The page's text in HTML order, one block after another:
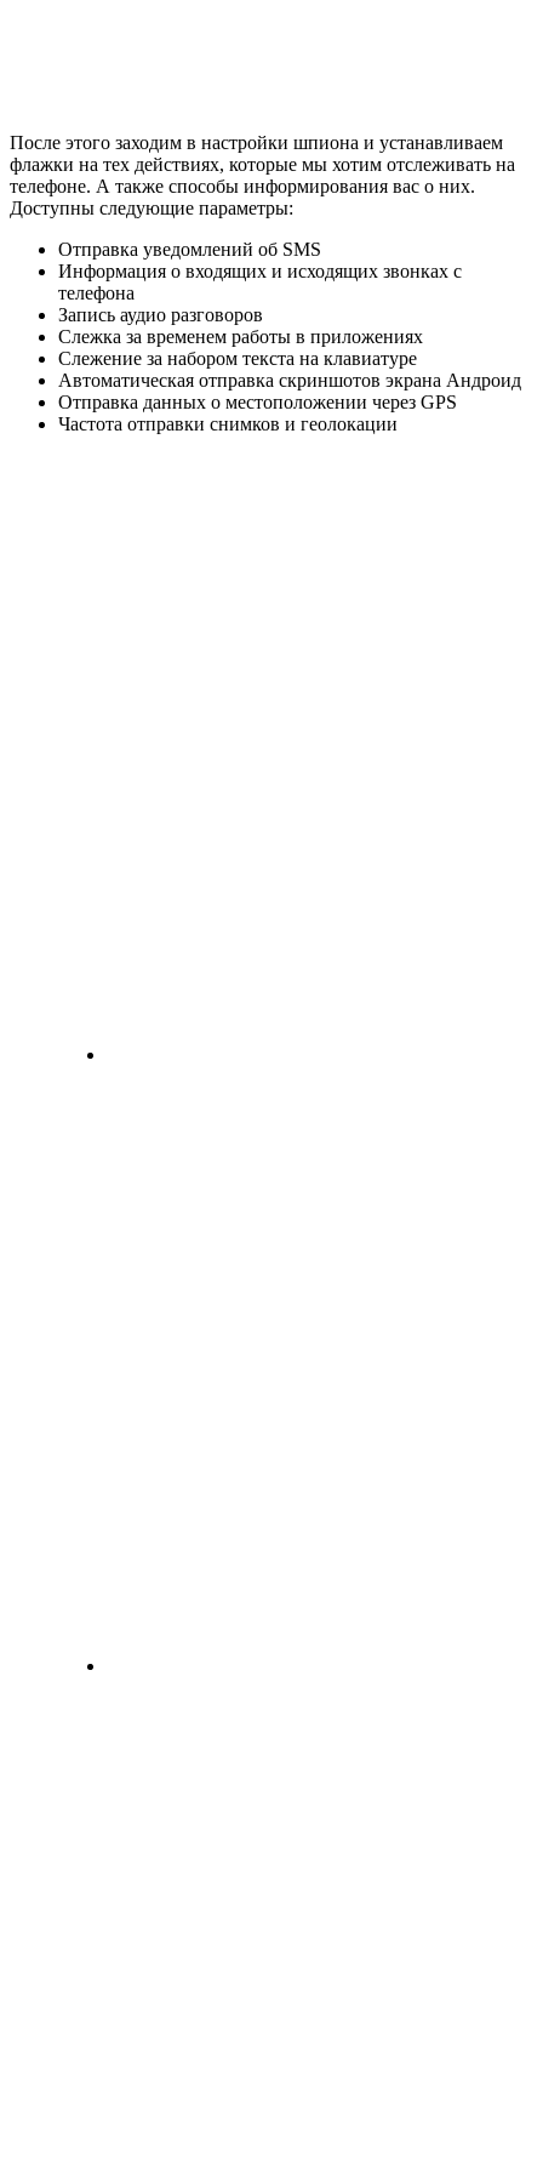
После этого заходим в настройки шпиона и устанавливаем
флажки на тех действиях, которые мы хотим отслеживать на
телефоне. А также способы информирования вас о них.
Доступны следующие параметры:
Отправка уведомлений об SMS
Информация о входящих и исходящих звонках с
телефона
Запись аудио разговоров
Слежка за временем работы в приложениях
Слежение за набором текста на клавиатуре
Автоматическая отправка скриншотов экрана Андроид
Отправка данных о местоположении через GPS
Частота отправки снимков и геолокации